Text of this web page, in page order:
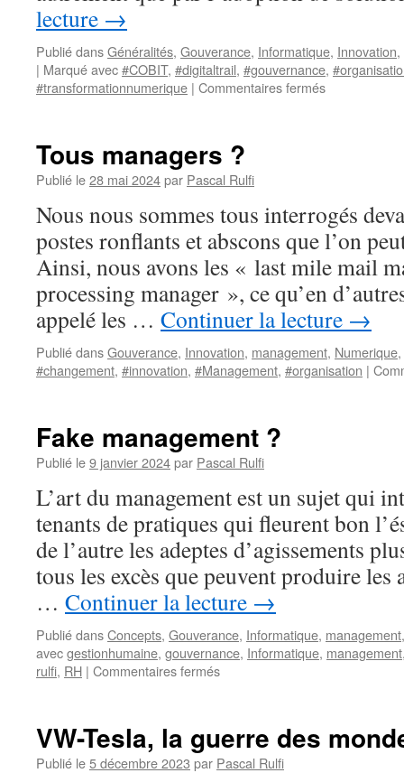
lecture →
Publié dansGénéralités, Gouverance, Informatique, Innovation,
| Marqué avec#COBIT, #digitaltrail, #gouvernance,
#transformationnumerique | Commentaires ferméssur
organisations
Tous managers ?
Publié le28 mai 2024par Pascal Rulfi
Nous nous sommes tous interrogés
postes ronflants et abscons que l’on
Ainsi, nous avons les « last mile mail
processing manager », ce qu’en
appelé les … Continuer la lecture →
Publié dansGouverance, Innovation, management, Numerique,
#changement, #innovation, #Management, #organisation |
Fake management ?
Publié le9 janvier 2024par Pascal Rulfi
L’art du management est un sujet qui
tenants de pratiques qui fleurent bon
de l’autre les adeptes d’agissements
tous les excès que peuvent produire les
… Continuer la lecture →
Publié dansConcepts, Gouverance, Informatique, management
avecgestionhumaine, gouvernance, Informatique, management
rulfi, RH | Commentaires ferméssur
VW-Tesla, la guerre des
Publié le5 décembre 2023 par Pascal Rulfi